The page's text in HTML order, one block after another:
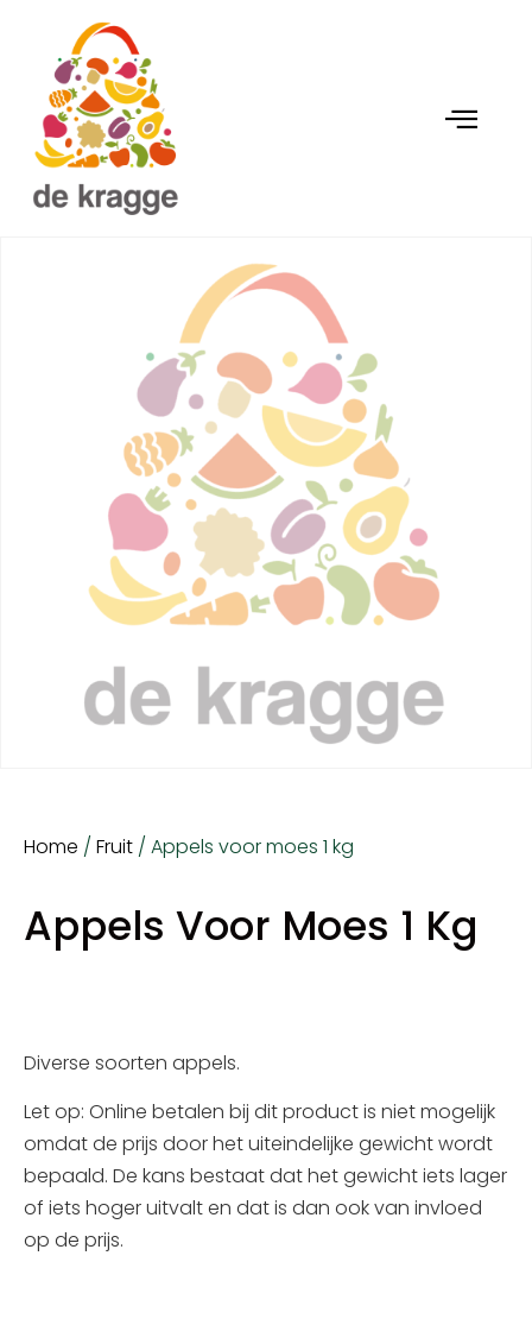
Home / Fruit / Appels voor moes 1 kg
Appels Voor Moes 1 Kg
Diverse soorten appels.
Let op: Online betalen bij dit product is niet mogelijk
omdat de prijs door het uiteindelijke gewicht wordt
bepaald. De kans bestaat dat het gewicht iets lager
of iets hoger uitvalt en dat is dan ook van invloed
op de prijs.